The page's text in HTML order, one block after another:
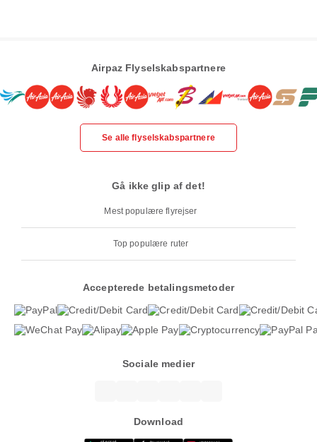
Airpaz Flyselskabspartnere
Se alle flyselskabspartnere
Gå ikke glip af det!
Mest populære flyrejser
Top populære ruter
Accepterede betalingsmetoder
Sociale medier
Download